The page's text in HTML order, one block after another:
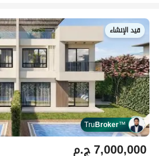
قيد الإنشاء
TruBroker™
ج.م7,000,000